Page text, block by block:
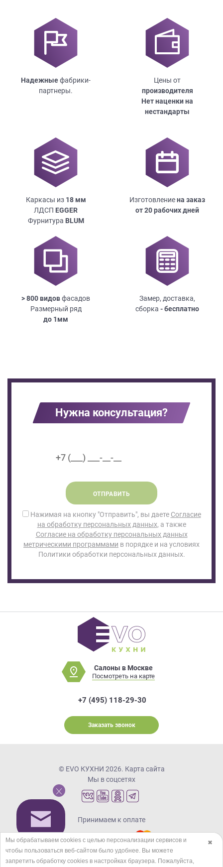
Надежныефабрики-
партнеры.
Цены от
производителя
Нет наценки на
нестандарты
Каркасы из 18мм
ЛДСП EGGER
Фурнитура BLUM
Изготовлениена заказ
от 20 рабочих дней
> 800 видовфасадов
Размерный ряд
до 1мм
Замер, доставка,
сборка - бесплатно
Нужна консультация?
ОТПРАВИТЬ
Нажимая на кнопку "Отправить", вы даете Согласие
на обработку персональных данных, а также
Согласие на обработку персональных данных
метрическими программами в порядке и на условиях
Политики обработки персональных данных.
Салоны в Москве
Посмотреть на карте
+7 (495) 118-29-30
Заказать звонок
© EVO КУХНИ 2026. Карта сайта
Мы в соцсетях
Принимаем к оплате
Кредиты и рассрочка
✖
Мы обрабатываем cookies с целью персонализации сервисов и
чтобы пользоваться веб-сайтом было удобнее. Вы можете
запретить обработку сookies в настройках браузера. Пожалуйста,